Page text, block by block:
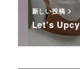
新しい投稿
Let’s